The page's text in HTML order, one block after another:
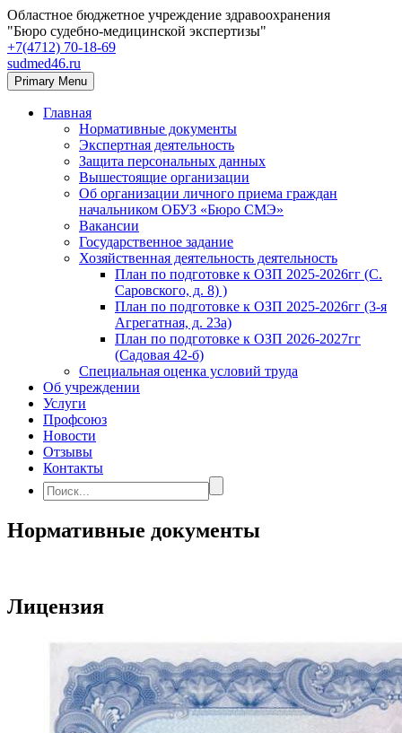
Областное бюджетное учреждение здравоохранения
"Бюро судебно-медицинской экспертизы"
+7(4712) 70‑18‑69
sudmed46.ru
Primary Menu
Главная
Нормативные документы
Экспертная деятельность
Защита персональных данных
Вышестоящие организации
Об организации личного приема граждан
начальником ОБУЗ «Бюро СМЭ»
Вакансии
Государственное задание
Хозяйственная деятельность деятельность
План по подготовке к ОЗП 2025-2026гг (С.
Саровского, д. 8) )
План по подготовке к ОЗП 2025-2026гг (3-я
Агрегатная, д. 23а)
План по подготовке к ОЗП 2026-2027гг
(Садовая 42-б)
Специальная оценка условий труда
Об учреждении
Услуги
Профсоюз
Новости
Отзывы
Контакты
Нормативные документы
Лицензия